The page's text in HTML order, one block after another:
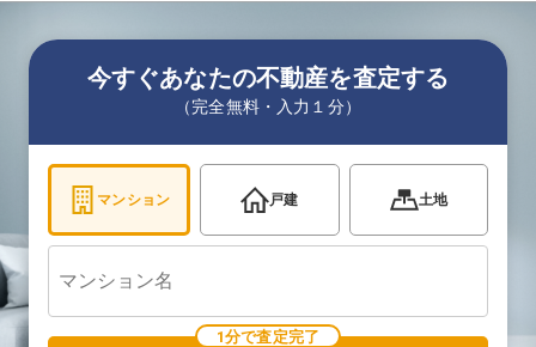
今すぐあなたの不動産を査定する
（完全無料・入力１分）
マンション 戸建 土地
1分で査定完了